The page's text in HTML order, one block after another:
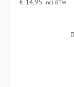
€ 14,95 incl. BTW